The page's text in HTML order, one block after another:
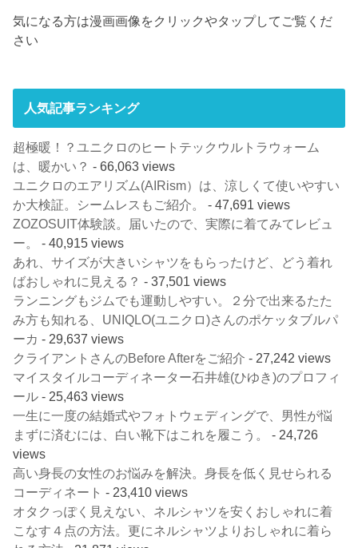
気になる方は漫画画像をクリックやタップしてご覧くだ
さい
人気記事ランキング
超極暖！？ユニクロのヒートテックウルトラウォーム
は、暖かい？ - 66,063 views
ユニクロのエアリズム(AIRism）は、涼しくて使いやすい
か大検証。シームレスもご紹介。
- 47,691 views
ZOZOSUIT体験談。届いたので、実際に着てみてレビュ
ー。
- 40,915 views
あれ、サイズが大きいシャツをもらったけど、どう着れ
ばおしゃれに見える？ - 37,501 views
ランニングもジムでも運動しやすい。２分で出来るたた
み方も知れる、UNIQLO(ユニクロ)さんのポケッタブルパ
ーカ - 29,637 views
クライアントさんのBefore Afterをご紹介 - 27,242 views
マイスタイルコーディネーター石井雄(ひゆき)のプロフィ
ール - 25,463 views
一生に一度の結婚式やフォトウェディングで、男性が悩
まずに済むには、白い靴下はこれを履こう。
- 24,726
views
高い身長の女性のお悩みを解決。身長を低く見せられる
コーディネート - 23,410 views
オタクっぽく見えない、ネルシャツを安くおしゃれに着
こなす４点の方法。更にネルシャツよりおしゃれに着ら